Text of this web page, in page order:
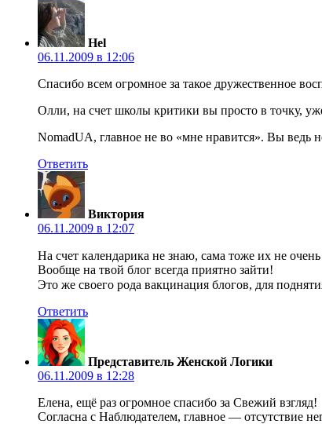
Hel
06.11.2009 в 12:06
Спасибо всем огромное за такое дружественное
Олли, на счет школы критики вы просто в точку,
NomadUA, главное не во «мне нравится». Вы ведь
Ответить
Виктория
06.11.2009 в 12:07
На счет календарика не знаю, сама тоже их не
Вообще на твой блог всегда приятно зайти!
Это же своего рода вакцинация блогов, для
Ответить
Представитель Женской Логики
06.11.2009 в 12:28
Елена, ещё раз огромное спасибо за Свежий взгляд!
Согласна с Наблюдателем, главное — отсутствие